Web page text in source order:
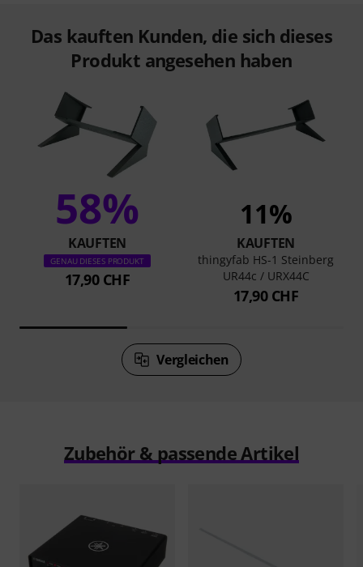
Das kauften Kunden, die sich dieses
Produkt angesehen haben
58%
KAUFTEN
GENAU DIESES PRODUKT
17,90 CHF
11%
KAUFTEN
thingyfab HS-1 Steinberg
UR44c / URX44C
17,90 CHF
Vergleichen
Zubehör & passende Artikel